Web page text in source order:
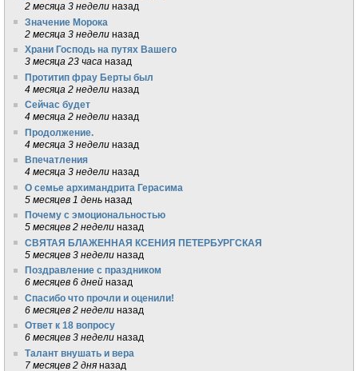
2 месяца 3 недели назад
Значение Морока
2 месяца 3 недели назад
Храни Господь на путях Вашего
3 месяца 23 часа назад
Протитип фрау Берты был
4 месяца 2 недели назад
Сейчас будет
4 месяца 2 недели назад
Продолжение.
4 месяца 3 недели назад
Впечатления
4 месяца 3 недели назад
О семье архимандрита Герасима
5 месяцев 1 день назад
Почему с эмоциональностью
5 месяцев 2 недели назад
СВЯТАЯ БЛАЖЕННАЯ КСЕНИЯ ПЕТЕРБУРГСКАЯ
5 месяцев 3 недели назад
Поздравление с праздником
6 месяцев 6 дней назад
Спасибо что прочли и оценили!
6 месяцев 2 недели назад
Ответ к 18 вопросу
6 месяцев 3 недели назад
Талант внушать и вера
7 месяцев 2 дня назад